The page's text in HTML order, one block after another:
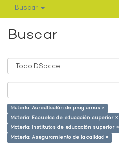
Buscar
Buscar
Materia: Acreditación de programas ×
Materia: Escuelas de educación superior ×
Materia: Institutos de educación superior ×
Materia: Aseguramiento de la calidad ×